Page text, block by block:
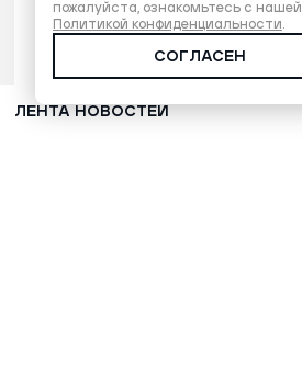
ЛЕНТА НОВОСТЕЙ
пожалуйста, ознакомьтесь с нашей
Политикой конфиденциальности.
СОГЛАСЕН